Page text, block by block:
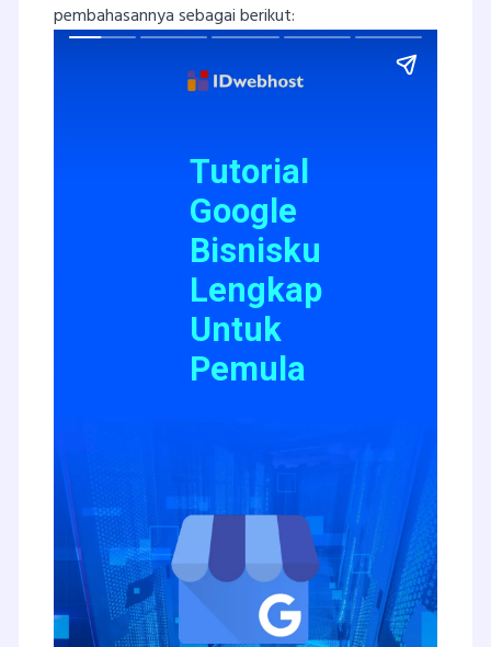
pembahasannya sebagai berikut: